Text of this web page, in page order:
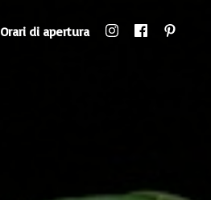
Orari di apertura